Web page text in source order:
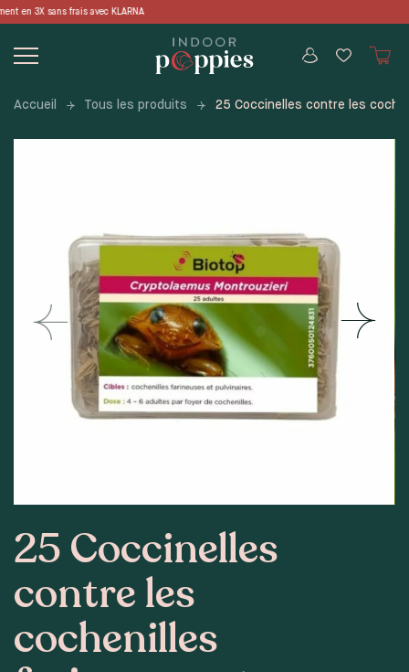
Skip
content
KLARNA 📦 LIVRAISON
Accueil Tous les produits 25 Coccinelles contre les
25 Coccinelles
contre les
cochenilles